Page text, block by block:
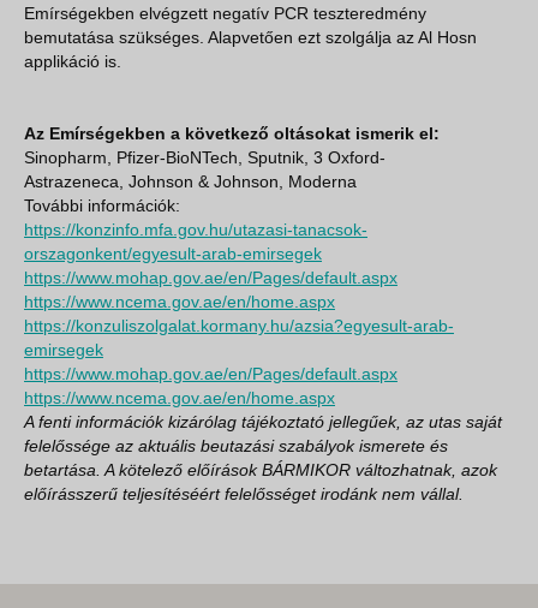
Emírségekben elvégzett negatív PCR teszteredmény
bemutatása szükséges. Alapvetően ezt szolgálja az Al Hosn
applikáció is.
Az Emírségekben a következő oltásokat ismerik el:
Sinopharm, Pfizer-BioNTech, Sputnik, 3 Oxford-
Astrazeneca, Johnson & Johnson, Moderna
További információk:
https://konzinfo.mfa.gov.hu/utazasi-tanacsok-
orszagonkent/egyesult-arab-emirsegek
https://www.mohap.gov.ae/en/Pages/default.aspx
https://www.ncema.gov.ae/en/home.aspx
https://konzuliszolgalat.kormany.hu/azsia?egyesult-arab-
emirsegek
https://www.mohap.gov.ae/en/Pages/default.aspx
https://www.ncema.gov.ae/en/home.aspx
A fenti információk kizárólag tájékoztató jellegűek, az utas saját
felelőssége az aktuális beutazási szabályok ismerete és
betartása. A kötelező előírások BÁRMIKOR változhatnak, azok
előírásszerű teljesítéséért felelősséget irodánk nem vállal.